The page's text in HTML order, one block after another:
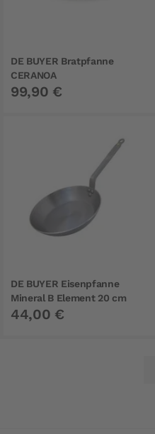
DE BUYER Bratpfanne
CERANOA
Keramikbeschichtung 28 cm
99,90 €
DE BUYER Eisenpfanne
Mineral B Element 20 cm
44,00 €